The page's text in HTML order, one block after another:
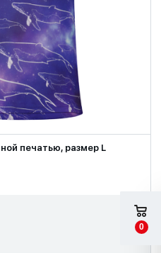
печатью, размер L
0